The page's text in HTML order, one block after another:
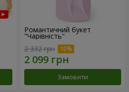
Романтичний букет
"Чарівність"
2 332 грн
Замовити